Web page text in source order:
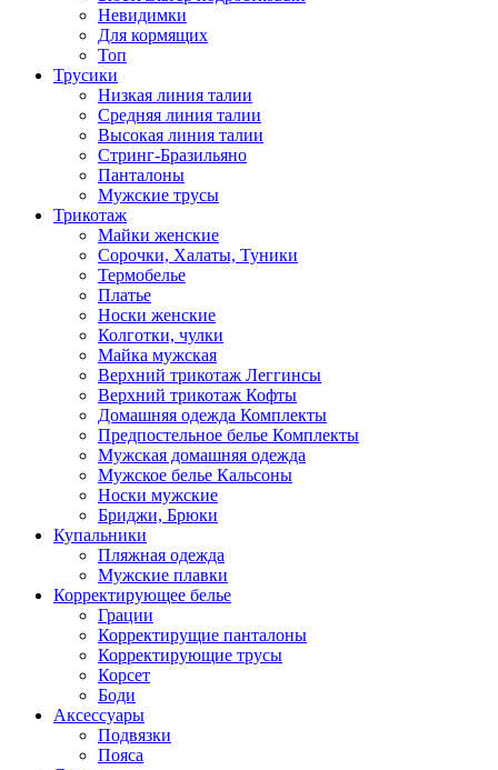
Невидимки
Для кормящих
Топ
Трусики
Низкая линия талии
Средняя линия талии
Высокая линия талии
Стринг-Бразильяно
Панталоны
Мужские трусы
Трикотаж
Майки женские
Сорочки, Халаты, Туники
Термобелье
Платье
Носки женские
Колготки, чулки
Майка мужская
Верхний трикотаж Леггинсы
Верхний трикотаж Кофты
Домашняя одежда Комплекты
Предпостельное белье Комплекты
Мужская домашняя одежда
Мужское белье Кальсоны
Носки мужские
Бриджи, Брюки
Купальники
Пляжная одежда
Мужские плавки
Корректирующее белье
Грации
Корректирущие панталоны
Корректирующие трусы
Корсет
Боди
Аксессуары
Подвязки
Пояса